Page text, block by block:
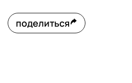
поделиться